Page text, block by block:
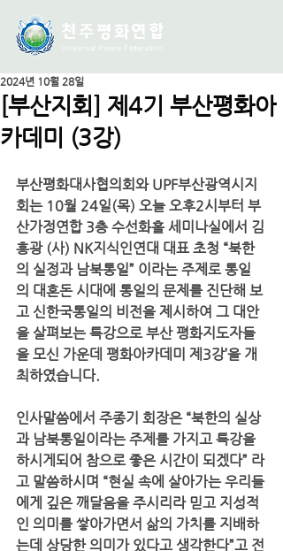
천주평화연 합
Universal Peace Federation
[부산지회] 제4기 부산평화아
카데미 (3강)
2024년 10월 28일
부산평화대사협의회와 UPF부산광역시지
회는 10월 24일(목) 오늘 오후2시부터 부
산가정연합 3층 수선화홀 세미나실에서 김
흥광 (사) NK지식인연대 대표 초청 “북한
의 실정과 남북통일” 이라는 주제로 통일
의 대혼돈 시대에 통일의 문제를 진단해 보
고 신한국통일의 비전을 제시하여 그 대안
을 살펴보는 특강으로 부산 평화지도자들
을 모신 가운데 평화아카데미 제3강’을 개
최하였습니다.
인사말씀에서 주종기 회장은 “북한의 실상
과 남북통일이라는 주제를 가지고 특강을
하시게되어 참으로 좋은 시간이 되겠다” 라
고 말씀하시며 “현실 속에 살아가는 우리들
에게 깊은 깨달음을 주시리라 믿고 지성적
인 의미를 쌓아가면서 삶의 가치를 지배하
는데 상당한 의미가 있다고 생각한다”고 전